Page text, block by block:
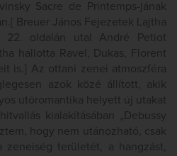
Sacre de Printemps-jának
Breuer János Fejezetek Lajtha
22. oldalán utal André Petiot
hallotta Ravel, Dukas, Florent
is.] Az ottani zenei atmoszféra
azok közé állított, akik
utóromantika helyett új utakat
kialakításában „Debussy
hogy nem utánozható, csak
zeneiség területét, a hangzást,